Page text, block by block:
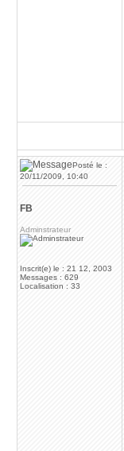
Posté le :
20/11/2009, 10:40
FB
Adminstrateur
Inscrit(e) le : 21 12, 2003
Messages : 629
Localisation : 33